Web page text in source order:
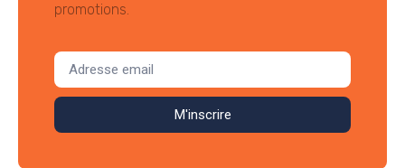
promotions.
M'inscrire